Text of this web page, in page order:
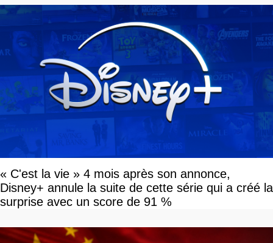
« C'est la vie » 4 mois après son annonce,
Disney+ annule la suite de cette série qui a créé la
surprise avec un score de 91 %